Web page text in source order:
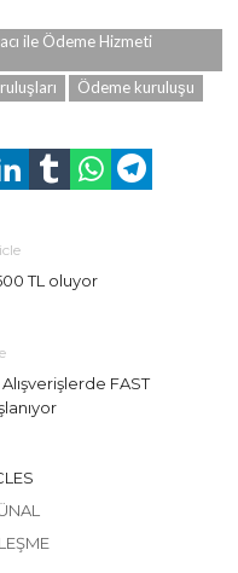
ile Ödeme Hizmeti
Ödeme kuruluşu
TL oluyor
FAST